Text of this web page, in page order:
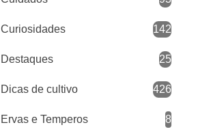
Curiosidades 142
Destaques 25
Dicas de cultivo 426
Ervas e Temperos 8